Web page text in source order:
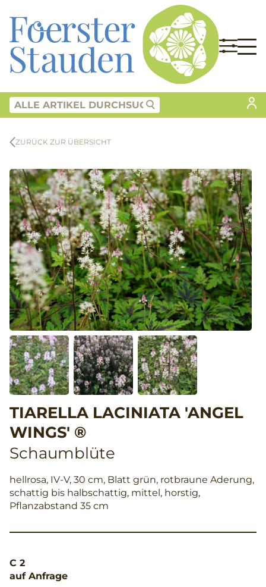
ZURÜCK ZUR ÜBERSICHT
TIARELLA LACINIATA 'ANGEL
WINGS' ®
Schaumblüte
hellrosa, IV-V, 30 cm, Blatt grün, rotbraune Aderung,
schattig bis halbschattig, mittel, horstig,
Pflanzabstand 35 cm
C 2
auf Anfrage